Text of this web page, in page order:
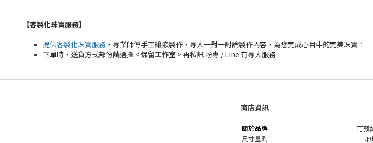
【客製化珠寶服務】
提供客製化珠寶服務 ，專業師傅手工鑲嵌製作，專人一對一討論製作內容，為您完成心目中的完美珠寶！
下單時，送貨方式部份請選擇 <保留工作室 > 再私訊 粉專 / Line 有專人服務
商店資訊
關於品牌
尺寸量測
可預